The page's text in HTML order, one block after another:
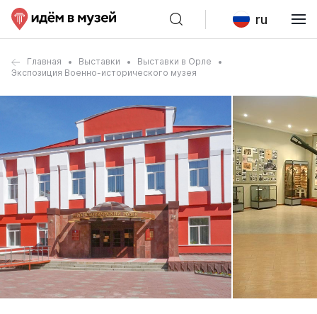
ru
Главная Выставки
Выставки в Орле
Экспозиция Военно-исторического музея